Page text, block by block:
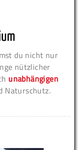
du nicht nur
nützlicher
unabhängigen
Naturschutz.